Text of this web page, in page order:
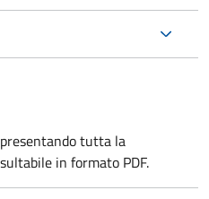
tutta la
in formato PDF.